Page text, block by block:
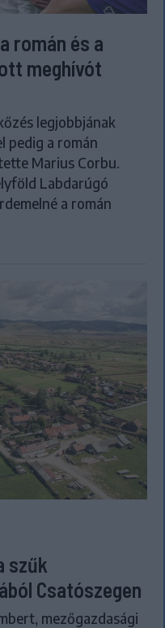
román és a
meghívót
legjobbjának
pedig a román
Marius Corbu.
Labdarúgó
a román
szűk
Csatószegen
mezőgazdasági